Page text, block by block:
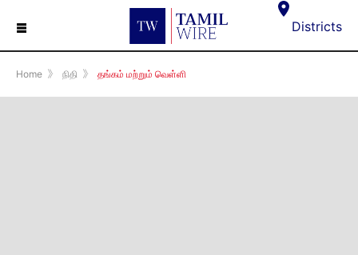
☰ Districts
Home 》 நிதி 》 தங்கம் மற்றும் வெள்ளி